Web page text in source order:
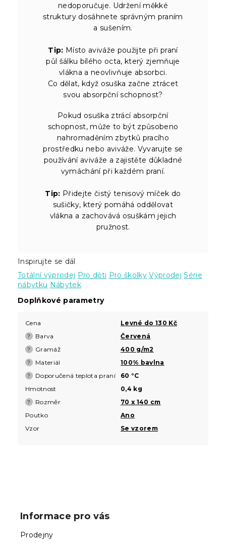
nedoporučuje. Udržení měkké
struktury dosáhnete správným praním
a sušením.
Tip: Místo aviváže použijte při praní
půl šálku bílého octa, který zjemňuje
vlákna a neovlivňuje absorbci.
Co dělat, když osuška začne ztrácet
svou absorpční schopnost?
Pokud osuška ztrácí absorpční
schopnost, může to být způsobeno
nahromaděním zbytků pracího
prostředku nebo aviváže. Vyvarujte se
používání aviváže a zajistěte důkladné
vymáchání při každém praní.
Tip: Přidejte čistý tenisový míček do
sušičky, který pomáhá oddělovat
vlákna a zachovává osuškám jejich
pružnost.
Inspirujte se dál
Totální výprodej Pro děti Pro školky Výprodej Série
nábytku Nábytek
Doplňkové parametry
Cena Levné do 130 Kč
? Barva Červená
? Gramáž 400 g/m2
? Materiál 100% bavlna
? Doporučená teplota praní
60 °C
Hmotnost
0,4 kg
? Rozměr
70 x 140 cm
Poutko
Ano
Vzor
Se vzorem
Informace pro vás
Prodejny